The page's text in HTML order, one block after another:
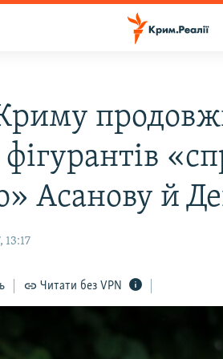
Асанову й
13:17
Читати без VPN